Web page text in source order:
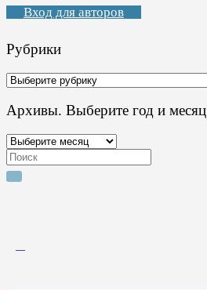
Вход для авторов
Рубрики
Рубрики
Архивы. Выберите год и месяц
Архивы.
Выберите
год
и
Search
for: